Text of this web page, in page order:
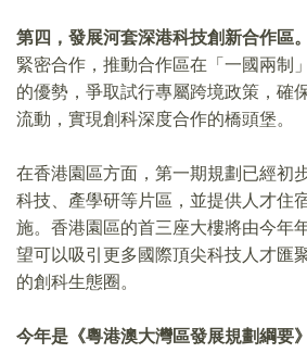
第四，發展河套深港科技創新合作區。
緊密合作，推動合作區在「一國兩制
的優勢，爭取試行專屬跨境政策，確
流動，實現創科深度合作的橋頭堡。
在香港園區方面，第一期規劃已經初
科技、產學研等片區，並提供人才住
施。香港園區的首三座大樓將由今年
望可以吸引更多國際頂尖科技人才匯
的創科生態圈。
今年是《粵港澳大灣區發展規劃綱要